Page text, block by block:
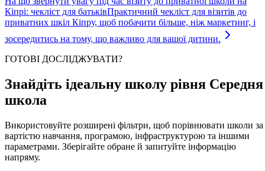
Кіпрі: чекліст для батьківПрактичний чекліст для візитів до
приватних шкіл Кіпру, щоб побачити більше, ніж маркетинг, і
зосередитись на тому, що важливо для вашої дитини.
ГОТОВІ ДОСЛІДЖУВАТИ?
Знайдіть ідеальну школу рівня Середня
школа
Використовуйте розширені фільтри, щоб порівнювати школи за
вартістю навчання, програмою, інфраструктурою та іншими
параметрами. Зберігайте обране й запитуйте інформацію
напряму.